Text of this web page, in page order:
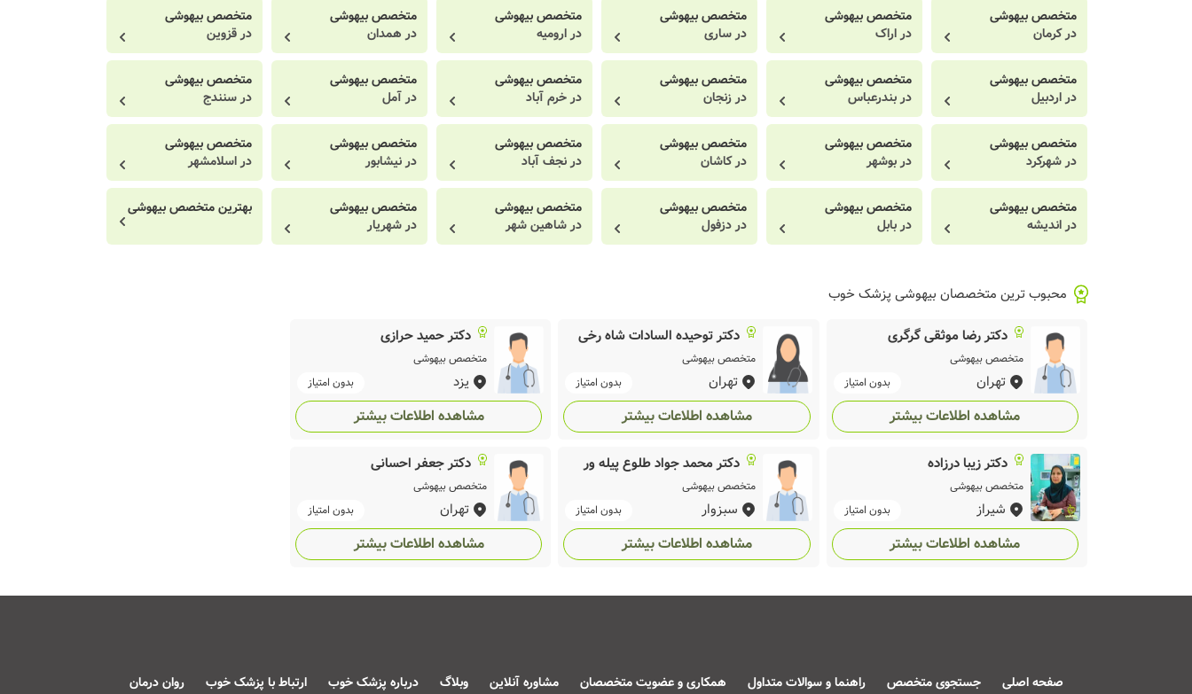
متخصص بیهوشی
در کرمان
متخصص بیهوشی
در اراک
متخصص بیهوشی
در ساری
متخصص بیهوشی
در ارومیه
متخصص بیهوشی
در همدان
متخصص بیهوشی
در قزوین
متخصص بیهوشی
در اردبیل
متخصص بیهوشی
در بندرعباس
متخصص بیهوشی
در زنجان
متخصص بیهوشی
در خرم آباد
متخصص بیهوشی
در آمل
متخصص بیهوشی
در سنندج
متخصص بیهوشی
در شهرکرد
متخصص بیهوشی
در بوشهر
متخصص بیهوشی
در کاشان
متخصص بیهوشی
در نجف آباد
متخصص بیهوشی
در نیشابور
متخصص بیهوشی
در اسلامشهر
متخصص بیهوشی
در اندیشه
متخصص بیهوشی
در بابل
متخصص بیهوشی
در دزفول
متخصص بیهوشی
در شاهین شهر
متخصص بیهوشی
در شهریار
بهترین متخصص بیهوشی
محبوب ترین متخصصان بیهوشی پزشک خوب
دکتر رضا موثقی گرگری
متخصص بیهوشی
تهران بدون امتیاز
مشاهده اطلاعات بیشتر
دکتر زیبا درزاده
متخصص بیهوشی
شیراز بدون امتیاز
مشاهده اطلاعات بیشتر
دکتر توحیده السادات شاه رخی
متخصص بیهوشی
تهران بدون امتیاز
مشاهده اطلاعات بیشتر
دکتر محمد جواد طلوع پیله ور
متخصص بیهوشی
سبزوار بدون امتیاز
مشاهده اطلاعات بیشتر
دکتر حمید حرازی
متخصص بیهوشی
یزد بدون امتیاز
مشاهده اطلاعات بیشتر
دکتر جعفر احسانی
متخصص بیهوشی
تهران بدون امتیاز
مشاهده اطلاعات بیشتر
صفحه اصلی جستجوی متخصص راهنما و سوالات متداول همکاری و عضویت متخصصان مشاوره آنلاین وبلاگ درباره پزشک خوب ارتباط با پزشک خوب روان درمان